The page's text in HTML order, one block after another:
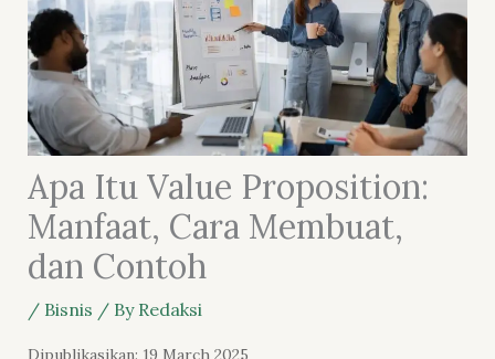
Apa Itu Value Proposition:
Manfaat, Cara Membuat,
dan Contoh
/ Bisnis / By Redaksi
Dipublikasikan: 19 March 2025